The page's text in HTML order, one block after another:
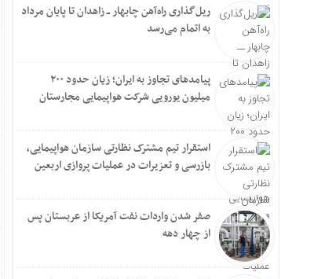
ریل‌گذاری راه‌آهن چابهار ــ زاهدان تا پایان مرداد
به اتمام می‌رسد
پیامدهای تجاوز به ایران؛ زیان حدود ۲۰۰
میلیون یورویی شرکت هواپیمایی مجارستان
استقرار تیم مشترک نظارتی سازمان هواپیمایی،
بازرسی و تعزیرات در عملیات پروازی اربعین
صفر شدن واردات نفت آمریکا از عربستان پس
از چهار دهه